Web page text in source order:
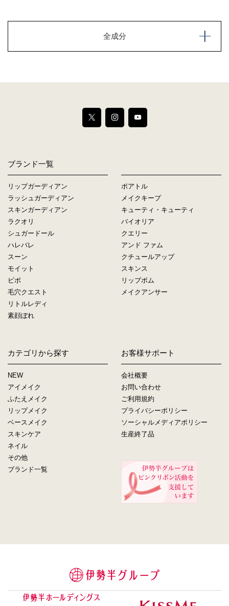
全成分
ブランド一覧
リップガーディアン
ラッシュガーディアン
スキンガーディアン
ラクオリ
シュガードール
ハレバレ
スーン
モイット
ビボ
毛穴クエスト
リトルレディ
素顔ぼれ
ポアトル
メイクキープ
キューティ・キューティ
バイオリア
クエリー
アンド ファム
クチュールアップ
スキンス
リップボム
メイクアンサー
カテゴリから探す
NEW
アイメイク
ふたえメイク
リップメイク
ベースメイク
スキンケア
ネイル
その他
ブランド一覧
お客様サポート
会社概要
お問い合わせ
ご利用規約
プライバシーポリシー
ソーシャルメディアポリシー
生産終了品